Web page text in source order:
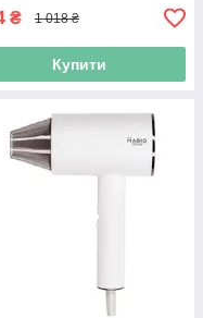
₴ 1 018 ₴
Купити